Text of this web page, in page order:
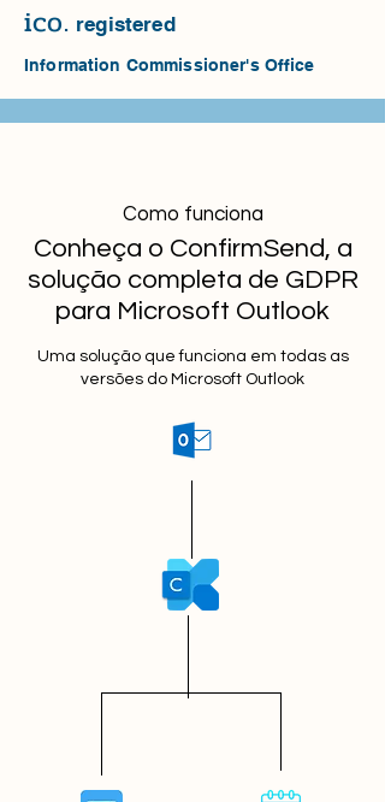
ico. registered
Information Commissioner's Office
Como funciona
Conheça o ConfirmSend, a
solução completa de GDPR
para Microsoft Outlook
Uma solução que funciona em todas as
versões do Microsoft Outlook